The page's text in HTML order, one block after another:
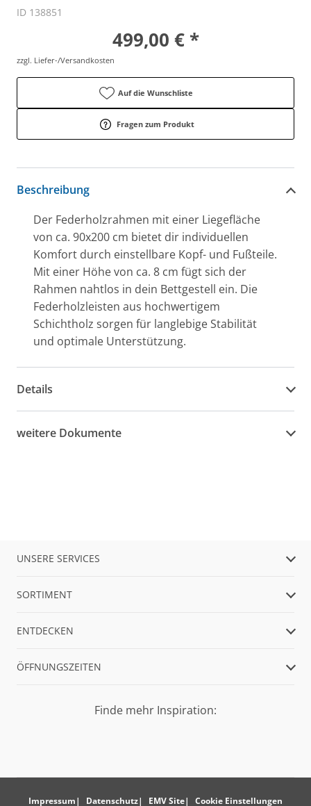
ID 138851
499,00 € *
zzgl. Liefer-/Versandkosten
Auf die Wunschliste
Fragen zum Produkt
Beschreibung
Der Federholzrahmen mit einer Liegefläche
von ca. 90x200 cm bietet dir individuellen
Komfort durch einstellbare Kopf- und Fußteile.
Mit einer Höhe von ca. 8 cm fügt sich der
Rahmen nahtlos in dein Bettgestell ein. Die
Federholzleisten aus hochwertigem
Schichtholz sorgen für langlebige Stabilität
und optimale Unterstützung.
Details
weitere Dokumente
UNSERE SERVICES
SORTIMENT
ENTDECKEN
ÖFFNUNGSZEITEN
Finde mehr Inspiration:
Impressum Datenschutz EMV Site Cookie Einstellungen